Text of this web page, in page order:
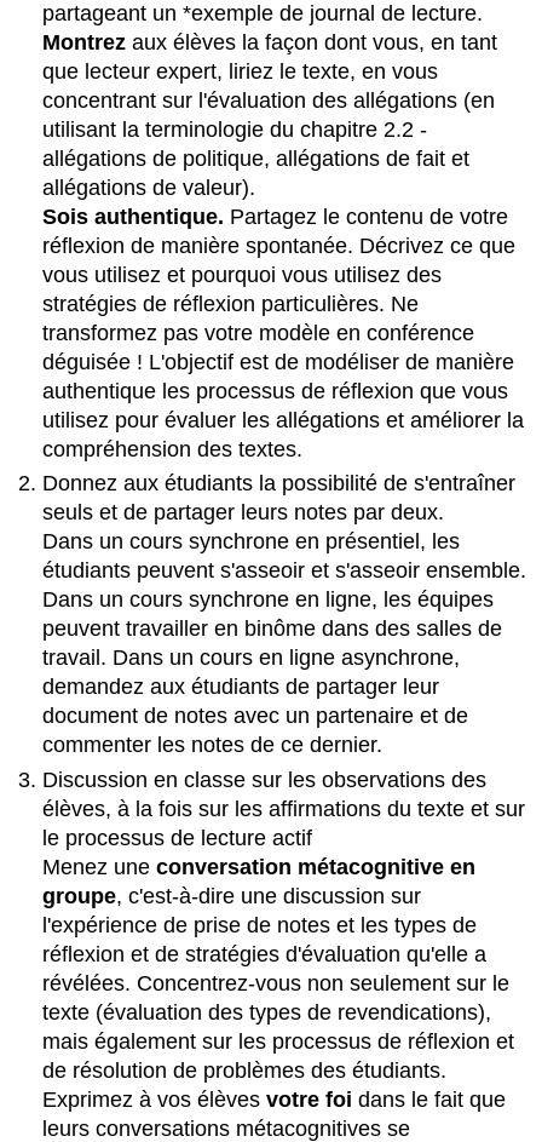
partageant un *exemple de journal de lecture.
Montrez aux élèves la façon dont vous, en tant
que lecteur expert, liriez le texte, en vous
concentrant sur l'évaluation des allégations (en
utilisant la terminologie du chapitre 2.2 -
allégations de politique, allégations de fait et
allégations de valeur).
Sois authentique. Partagez le contenu de votre
réflexion de manière spontanée. Décrivez ce que
vous utilisez et pourquoi vous utilisez des
stratégies de réflexion particulières. Ne
transformez pas votre modèle en conférence
déguisée ! L'objectif est de modéliser de manière
authentique les processus de réflexion que vous
utilisez pour évaluer les allégations et améliorer la
compréhension des textes.
Donnez aux étudiants la possibilité de s'entraîner
seuls et de partager leurs notes par deux.
Dans un cours synchrone en présentiel, les
étudiants peuvent s'asseoir et s'asseoir ensemble.
Dans un cours synchrone en ligne, les équipes
peuvent travailler en binôme dans des salles de
travail. Dans un cours en ligne asynchrone,
demandez aux étudiants de partager leur
document de notes avec un partenaire et de
commenter les notes de ce dernier.
Discussion en classe sur les observations des
élèves, à la fois sur les affirmations du texte et sur
le processus de lecture actif
Menez uneconversation métacognitive en
groupe, c'est-à-dire une discussion sur
l'expérience de prise de notes et les types de
réflexion et de stratégies d'évaluation qu'elle a
révélées. Concentrez-vous non seulement sur le
texte (évaluation des types de revendications),
mais également sur les processus de réflexion et
de résolution de problèmes des étudiants.
Exprimez à vos élèvesvotre foi dans le fait que
leurs conversations métacognitives se